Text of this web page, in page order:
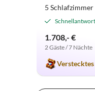
5 Schlafzimmer
1.708,- €
2 Gäste / 7 Nächte